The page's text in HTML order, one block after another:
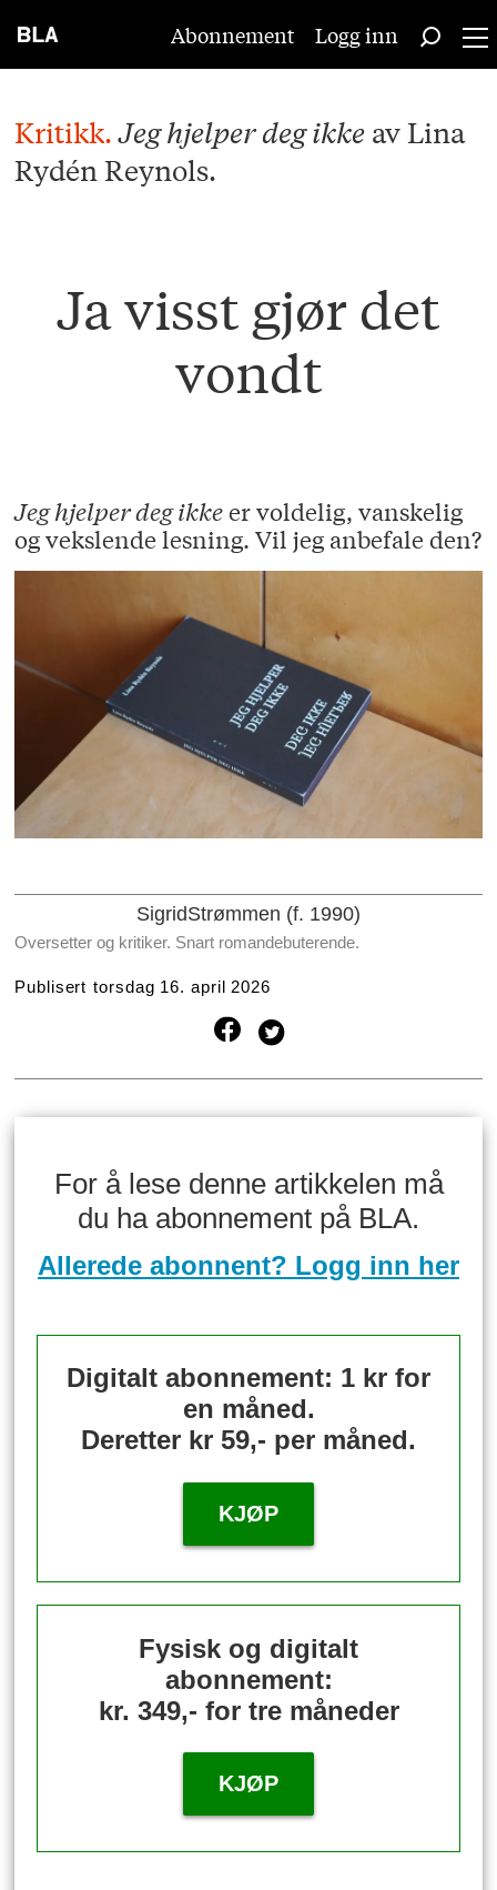
Abonnement Logg inn
Kritikk. Jeg hjelper deg ikke av Lina
Rydén Reynols.
Ja visst gjør det
vondt
Jeg hjelper deg ikkeer voldelig, vanskelig
og vekslende lesning. Vil jeg anbefale den?
SigridStrømmen (f. 1990)
oversetter og kritiker. Snart romandebuterende.
Publisert torsdag 16. april 2026
For å lese denne artikkelen må
du ha abonnement på BLA.
Allerede abonnent? Logg inn her
Digitalt abonnement: 1 kr for
en måned.
Deretter kr 59,- per måned.
KJØP
Fysisk og digitalt
abonnement:
kr. 349,- for tre måneder
KJØP